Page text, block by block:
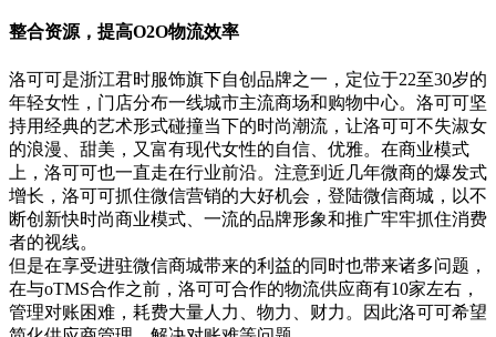
整合资源，提高O2O物流效率
洛可可是浙江君时服饰旗下自创品牌之一，定位于22至30岁的
年轻女性，门店分布一线城市主流商场和购物中心。洛可可坚
持用经典的艺术形式碰撞当下的时尚潮流，让洛可可不失淑女
的浪漫、甜美，又富有现代女性的自信、优雅。在商业模式
上，洛可可也一直走在行业前沿。注意到近几年微商的爆发式
增长，洛可可抓住微信营销的大好机会，登陆微信商城，以不
断创新快时尚商业模式、一流的品牌形象和推广牢牢抓住消费
者的视线。
但是在享受进驻微信商城带来的利益的同时也带来诸多问题，
在与oTMS合作之前，洛可可合作的物流供应商有10家左右，
管理对账困难，耗费大量人力、物力、财力。因此洛可可希望